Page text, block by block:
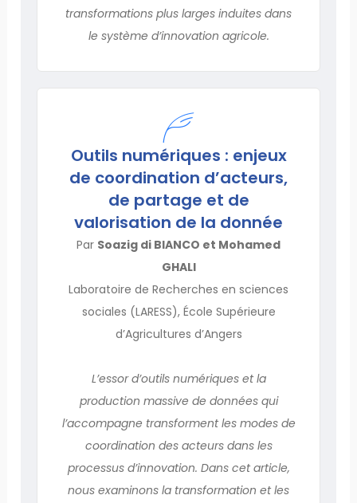
transformations plus larges induites dans
le système d’innovation agricole.
Outils numériques : enjeux
de coordination d’acteurs,
de partage et de
valorisation de la donnée
Par Soazig di BIANCO et Mohamed
GHALI
Laboratoire de Recherches en sciences
sociales (LARESS), École Supérieure
d’Agricultures d’Angers
L’essor d’outils numériques et la
production massive de données qui
l’accompagne transforment les modes de
coordination des acteurs dans les
processus d’innovation. Dans cet article,
nous examinons la transformation et les